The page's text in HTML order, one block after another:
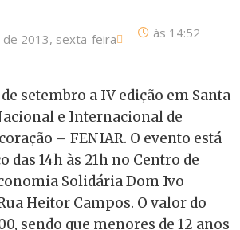
2013, sexta-feira às 14:52
setembro a IV edição em Santa
e Internacional de
– FENIAR. O evento está
das 14h às 21h no Centro de
Solidária Dom Ivo
Heitor Campos. O valor do
sendo que menores de 12 anos